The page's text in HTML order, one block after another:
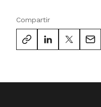
Compartir